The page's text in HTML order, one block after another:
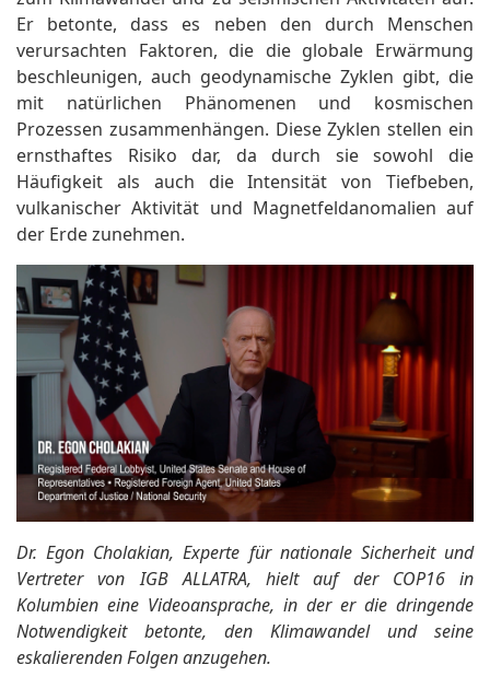
Er betonte, dass es neben den durch Menschen
verursachten Faktoren, die die globale Erwärmung
beschleunigen, auch geodynamische Zyklen gibt, die
mit natürlichen Phänomenen und kosmischen
Prozessen zusammenhängen. Diese Zyklen stellen ein
ernsthaftes Risiko dar, da durch sie sowohl die
Häufigkeit als auch die Intensität von Tiefbeben,
vulkanischer Aktivität und Magnetfeldanomalien auf
der Erde zunehmen.
Dr. Egon Cholakian, Experte für nationale Sicherheit und
Vertreter von IGB ALLATRA, hielt auf der COP16 in
Kolumbien eine Videoansprache, in der er die dringende
Notwendigkeit betonte, den Klimawandel und seine
eskalierenden Folgen anzugehen.